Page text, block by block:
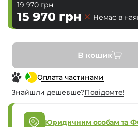
19 970грн
15 970 грн Немає в
В кошик
Оплата частинами
Знайшли дешевше?Повiдомте!
Юридичним особам та